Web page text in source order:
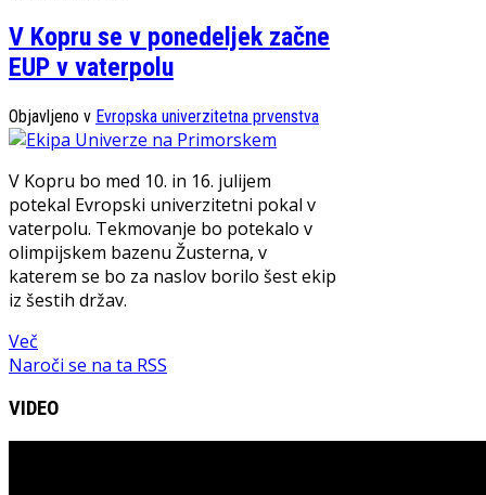
V Kopru se v ponedeljek začne
EUP v vaterpolu
Objavljeno v Evropska univerzitetna prvenstva
V Kopru bo med 10. in 16. julijem
potekal Evropski univerzitetni pokal v
vaterpolu. Tekmovanje bo potekalo v
olimpijskem bazenu Žusterna, v
katerem se bo za naslov borilo šest ekip
iz šestih držav.
Več
Naroči se na ta RSS
VIDEO